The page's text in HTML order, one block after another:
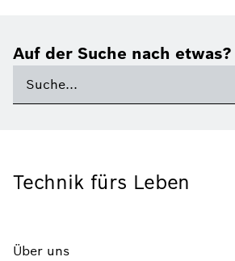
Auf der Suche nach etwas?
Technik fürs Leben
Über uns